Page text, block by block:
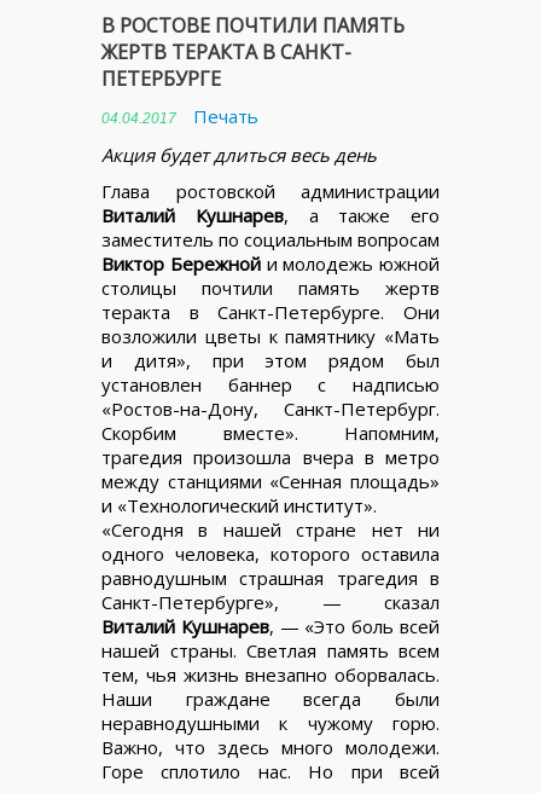
В РОСТОВЕ ПОЧТИЛИ ПАМЯТЬ
ЖЕРТВ ТЕРАКТА В САНКТ-
ПЕТЕРБУРГЕ
04.04.2017
Печать
Акция будет длиться весь день
Глава ростовской администрации
Виталий Кушнарев, а также его
заместитель по социальным вопросам
Виктор Бережнойи молодежь южной
столицы почтили память жертв
теракта в Санкт-Петербурге. Они
возложили цветы к памятнику «Мать
и дитя», при этом рядом был
установлен баннер с надписью
«Ростов-на-Дону, Санкт-Петербург.
Скорбим вместе». Напомним,
трагедия произошла вчера в метро
между станциями «Сенная площадь»
и «Технологический институт».
«Сегодня в нашей стране нет ни
одного человека, которого оставила
равнодушным страшная трагедия в
Санкт-Петербурге», — сказал
Виталий Кушнарев, — «Это боль всей
нашей страны. Светлая память всем
тем, чья жизнь внезапно оборвалась.
Наши граждане всегда были
неравнодушными к чужому горю.
Важно, что здесь много молодежи.
Горе сплотило нас. Но при всей